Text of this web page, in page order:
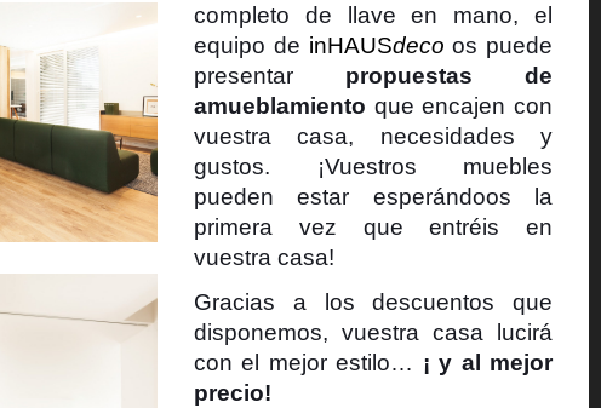
completo de llave en mano, el
equipo de inHAUSdeco os puede
presentar propuestas de
amueblamiento que encajen con
vuestra casa, necesidades y
gustos. ¡Vuestros muebles
pueden estar esperándoos la
primera vez que entréis en
vuestra casa!
Gracias a los descuentos que
disponemos, vuestra casa lucirá
con el mejor estilo… ¡ y al mejor
precio!